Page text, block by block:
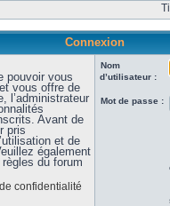
Connexion
pouvoir vous
vous offre de
l’administrateur
Avant de
pris
et de
également
du forum
confidentialité
Nom
d’utilisateur :
Mot de passe :